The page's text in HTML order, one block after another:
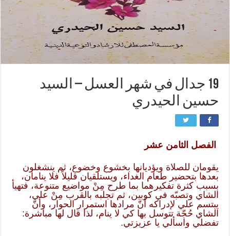
19 جدال في شهر العسل – السيد
حسين الحيدري
الفصل الثامن عشر
يقومان للصلاة ويؤديانها بخشوع وخضوع، ثم ينشغلون
بعدها بتحضير طعام الغداء، ويستلقيان قليلاً فلا ينامان،
بسبب كثرة تفكيرهما بما طرح مِنْ مواضيع متنوعة، فتهيأ
الشاي وتصبّه في كوبين، ثم تجلبه بالقرب مِنْ علي،
يبتسم علي لإدراكه أنّ مرادها استمرار الحوار، وأنّ
الشاي حُجّة تتوسل بها كي لا ينام، لذا قال لها مباشرة:
تفضلي واسألي يا عزيزتي.